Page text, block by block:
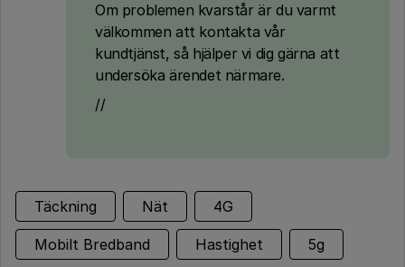
Om problemen kvarstår är du varmt
välkommen att kontakta vår
kundtjänst, så hjälper vi dig gärna att
undersöka ärendet närmare.
//
Täckning Nät 4G
Mobilt Bredband Hastighet 5g